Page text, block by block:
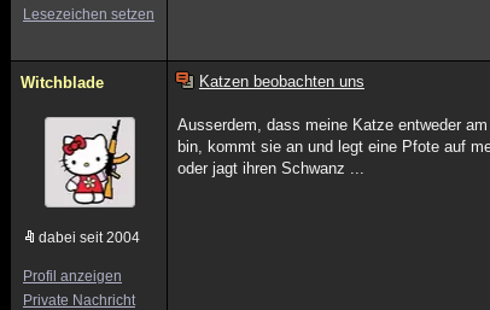
Lesezeichen setzen
Witchblade
dabei seit 2004
Profil anzeigen
Private Nachricht
Katzen beobachten uns
Ausserdem, dass meine Katze entweder
bin, kommt sie an und legt eine Pfote auf
oder jagt ihren Schwanz ...